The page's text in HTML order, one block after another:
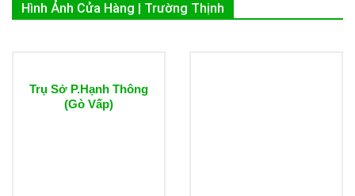
Hình Ảnh Cửa Hàng | Trường Thịnh
Trụ Sở P.Hạnh Thông
(Gò Vấp)